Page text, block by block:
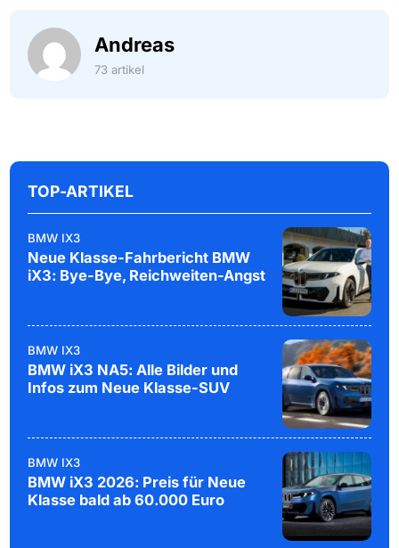
Andreas
73 artikel
TOP-ARTIKEL
BMW IX3
Neue Klasse-Fahrbericht BMW
iX3: Bye-Bye, Reichweiten-Angst
BMW IX3
BMW iX3 NA5: Alle Bilder und
Infos zum Neue Klasse-SUV
BMW IX3
BMW iX3 2026: Preis für Neue
Klasse bald ab 60.000 Euro